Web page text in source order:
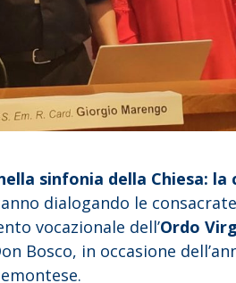
sinfonia della Chiesa: la
dialogando le
vocazionale dell’Ordo
Bosco, in occasione